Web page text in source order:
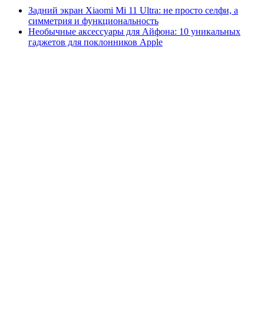
Задний экран Xiaomi Mi 11 Ultra: не просто селфи, а
симметрия и функциональность
Необычные аксессуары для Айфона: 10 уникальных
гаджетов для поклонников Apple